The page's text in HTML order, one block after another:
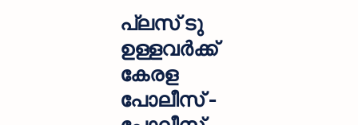
പോലീസ്
കോൺസ്റ്റ
ബിൾ
ഡ്രൈവർ
പ്ലസ് ടു
ഉള്ളവർക്ക്
കേരള
പോലീസ് -